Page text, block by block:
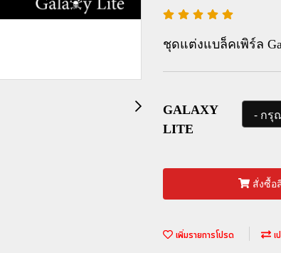
ชุดแต่งแบล็คเพิร์ล
GALAXY
LITE
สั่งซื้อ
เพิ่มรายการโปรด เ